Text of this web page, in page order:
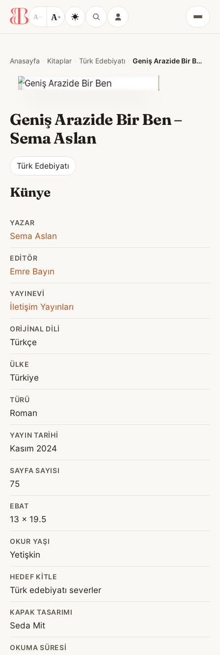
A − A+
Menü
Anasayfa Kitaplar Türk Edebiyatı Geniş Arazide Bir Ben
Geniş Arazide Bir Ben–
Sema Aslan
Türk Edebiyatı
Künye
YAZAR
Sema Aslan
EDITÖR
Emre Bayın
YAYINEVI
İletişim Yayınları
ORIJINAL DILI
Türkçe
ÜLKE
Türkiye
TÜRÜ
Roman
YAYIN TARIHI
Kasım 2024
SAYFA SAYISI
75
EBAT
13 x 19.5
OKUR YAŞI
Yetişkin
HEDEF KITLE
Türk edebiyatı severler
KAPAK TASARIMI
Seda Mit
OKUMA SÜRESI